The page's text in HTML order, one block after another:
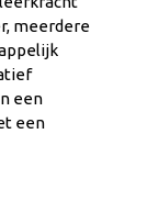
meerdere
een
een